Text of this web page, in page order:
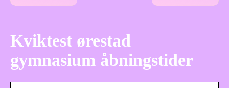
Kviktest ørestad
gymnasium åbningstider